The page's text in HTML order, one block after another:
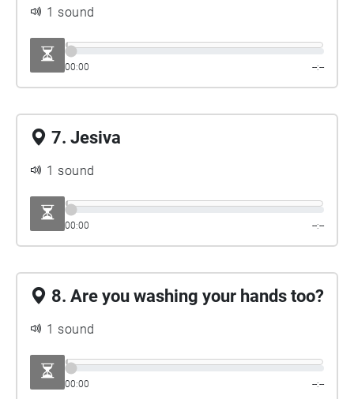
1 sound
00:00 --:--
7. Jesiva
1 sound
00:00 --:--
8. Are you washing your hands too?
1 sound
00:00 --:--